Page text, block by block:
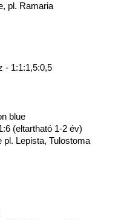
pl. Ramaria
- 1:1:1,5:0,5
blue
(eltartható 1-2 év)
pl. Lepista, Tulostoma